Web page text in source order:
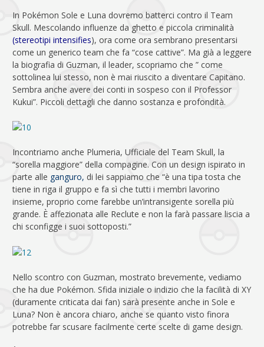
In Pokémon Sole e Luna dovremo batterci contro il Team
Skull. Mescolando influenze da ghetto e piccola criminalità
(stereotipi intensifies), ora come ora sembrano presentarsi
come un generico team che fa “cose cattive”. Ma già a leggere
la biografia di Guzman, il leader, scopriamo che ” come
sottolinea lui stesso, non è mai riuscito a diventare Capitano.
Sembra anche avere dei conti in sospeso con il Professor
Kukui”. Piccoli dettagli che danno sostanza e profondità.
Incontriamo anche Plumeria, Ufficiale del Team Skull, la
“sorella maggiore” della compagine. Con un design ispirato in
parte alle ganguro, di lei sappiamo che “è una tipa tosta che
tiene in riga il gruppo e fa sì che tutti i membri lavorino
insieme, proprio come farebbe un’intransigente sorella più
grande. È affezionata alle Reclute e non la farà passare liscia a
chi sconfigge i suoi sottoposti.”
Nello scontro con Guzman, mostrato brevemente, vediamo
che ha due Pokémon. Sfida iniziale o indizio che la facilità di XY
(duramente criticata dai fan) sarà presente anche in Sole e
Luna? Non è ancora chiaro, anche se quanto visto finora
potrebbe far scusare facilmente certe scelte di game design.